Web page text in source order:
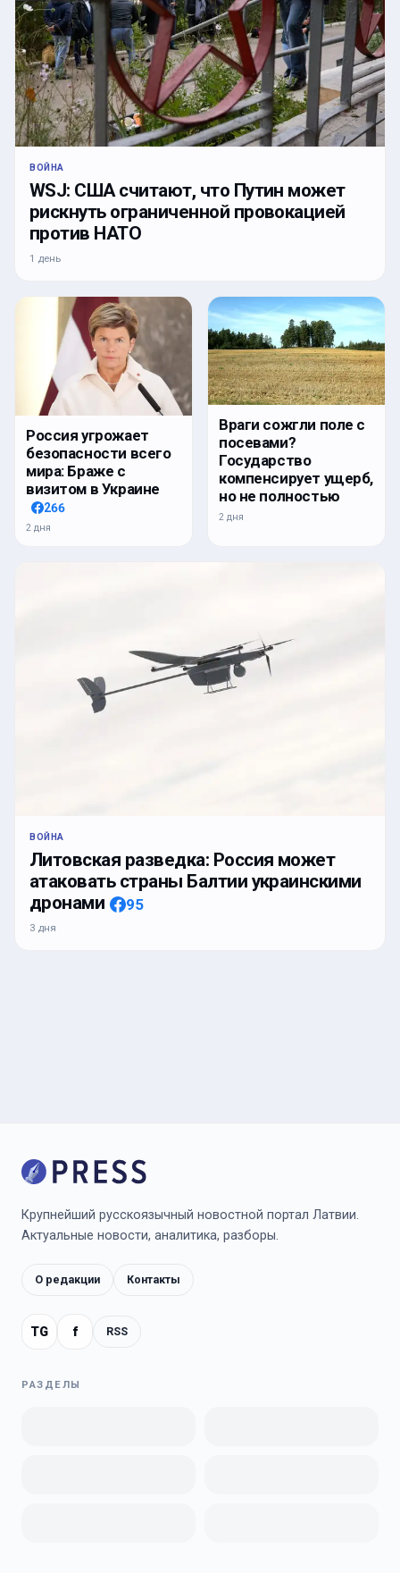
ВОЙНА
WSJ: США считают, что Путин может
рискнуть ограниченной провокацией
против НАТО
1 день
Россия угрожает
безопасности всего
мира: Браже с
визитом в Украине
266
2 дня
Враги сожгли поле с
посевами?
Государство
компенсирует ущерб,
но не полностью
2 дня
ВОЙНА
Литовская разведка: Россия может
атаковать страны Балтии украинскими
дронами
95
3 дня
Крупнейший русскоязычный новостной портал Латвии.
Актуальные новости, аналитика, разборы.
О редакции Контакты
TG f RSS
РАЗДЕЛЫ